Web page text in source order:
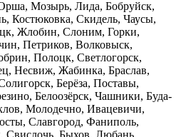
Мозырь, Лида, Бобруйск,
Костюковка, Скидель, Чаусы,
Жлобин, Слоним, Горки,
Петриков, Волковыск,
Полоцк, Светлогорск,
Несвиж, Жабинка, Браслав,
Берёза, Поставы,
Белоозёрск, Чашники, Буда-
Молодечно, Ивацевичи,
Славгород, Фаниполь,
Быхов, Любань,